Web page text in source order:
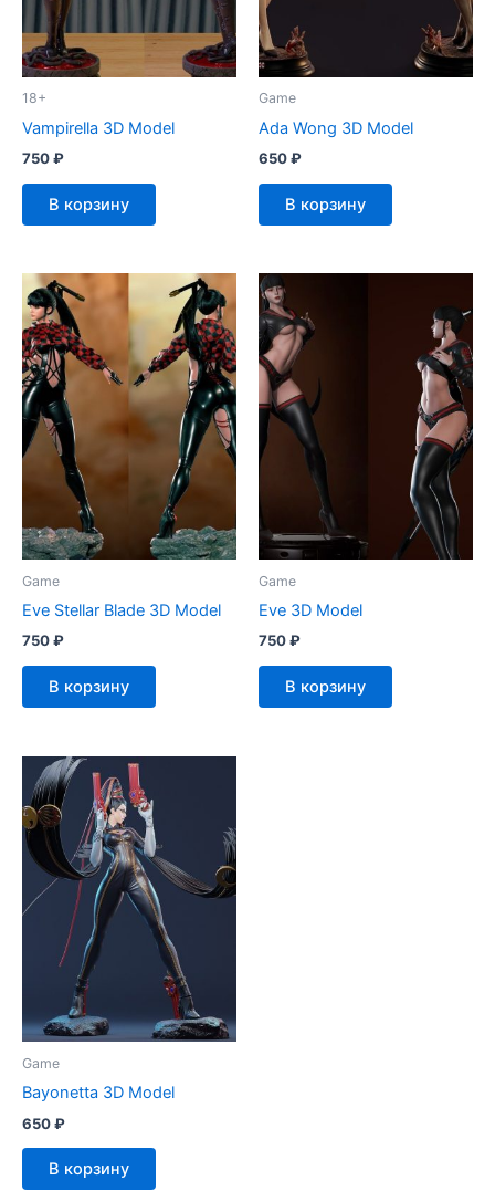
18+
Vampirella 3D Model
750₽
В корзину
Game
Ada Wong 3D Model
650₽
В корзину
Game
Eve Stellar Blade 3D Model
750₽
В корзину
Game
Eve 3D Model
750₽
В корзину
Game
Bayonetta 3D Model
650₽
В корзину